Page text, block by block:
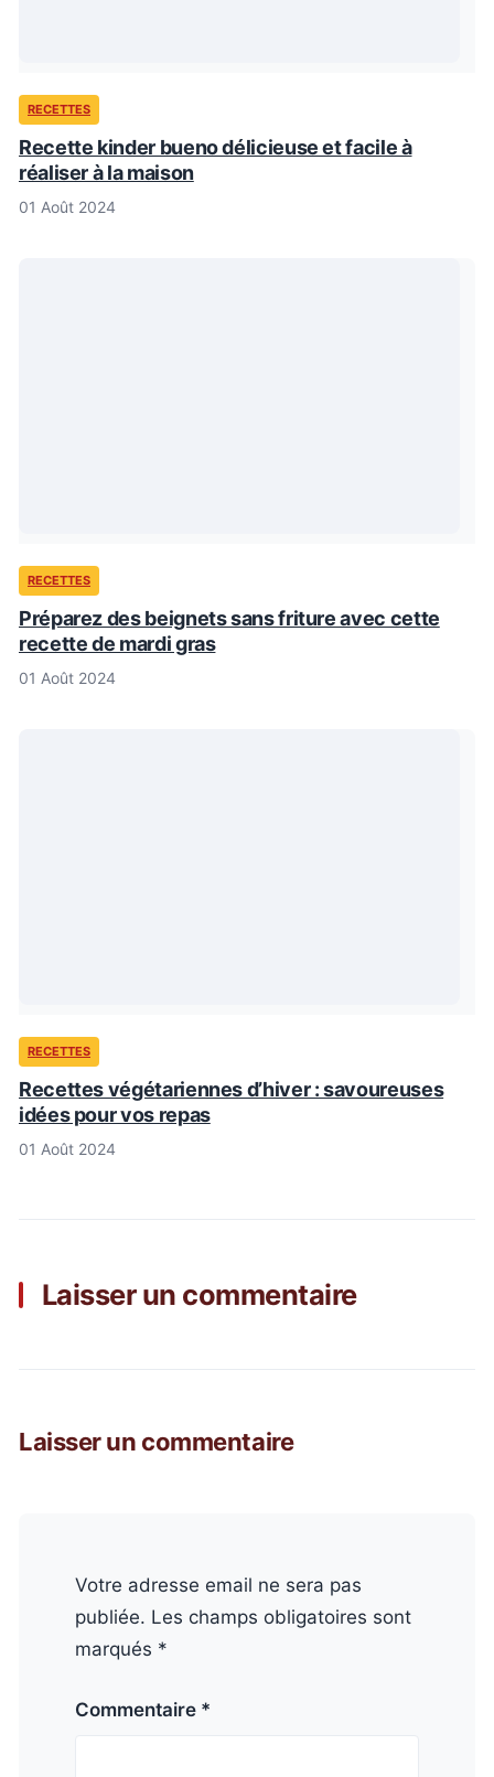
RECETTES
Recette kinder bueno délicieuse et facile à
réaliser à la maison
01 Août 2024
RECETTES
Préparez des beignets sans friture avec cette
recette de mardi gras
01 Août 2024
RECETTES
Recettes végétariennes d’hiver : savoureuses
idées pour vos repas
01 Août 2024
Laisser un commentaire
Laisser un commentaire
Votre adresse email ne sera pas
publiée. Les champs obligatoires sont
marqués *
Commentaire *